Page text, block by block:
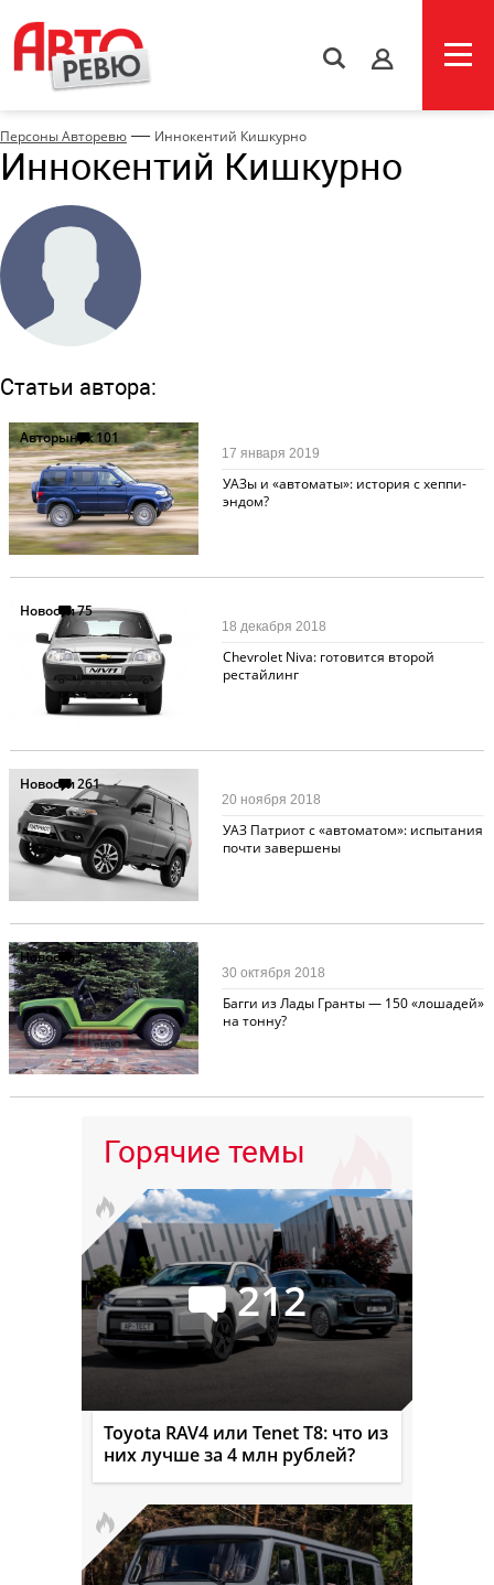
s
Персоны Авторевю — Иннокентий Кишкурно
Иннокентий Кишкурно
Статьи автора:
Авторынок101
УАЗы и «автоматы»: история с хеппи-
эндом?
17 января 2019
Новости75
Chevrolet Niva: готовится второй
рестайлинг
18 декабря 2018
Новости261
УАЗ Патриот c «автоматом»: испытания
почти завершены
20 ноября 2018
Новости53
Багги из Лады Гранты — 150 «лошадей»
на тонну?
30 октября 2018
Горячие темы
212
Toyota RAV4 или Tenet T8: что из
них лучше за 4 млн рублей?